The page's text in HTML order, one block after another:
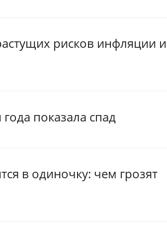
рисков инфляции и
показала спад
в одиночку: чем грозят